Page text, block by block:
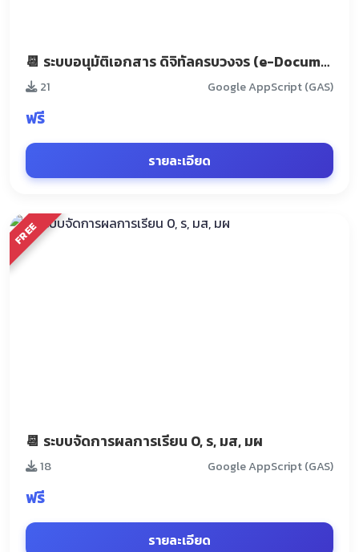
📆 ระบบอนุมัติเอกสาร ดิจิทัลครบวงจร (e-Document Approval)
21 Google AppScript (GAS)
ฟรี
รายละเอียด
FREE
📆 ระบบจัดการผลการเรียน 0, ร, มส, มผ
18 Google AppScript (GAS)
ฟรี
รายละเอียด